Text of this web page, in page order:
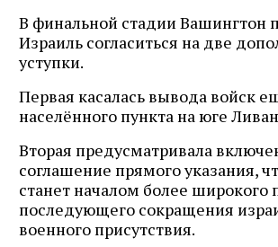
В финальной стадии Вашингтон
Израиль согласиться на две
уступки.
Первая касалась вывода войск
населённого пункта на юге
Вторая предусматривала
соглашение прямого указания,
станет началом более широкого
последующего сокращения
военного присутствия.